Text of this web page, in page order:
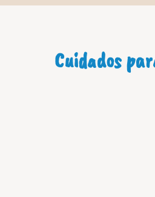
Cuidados